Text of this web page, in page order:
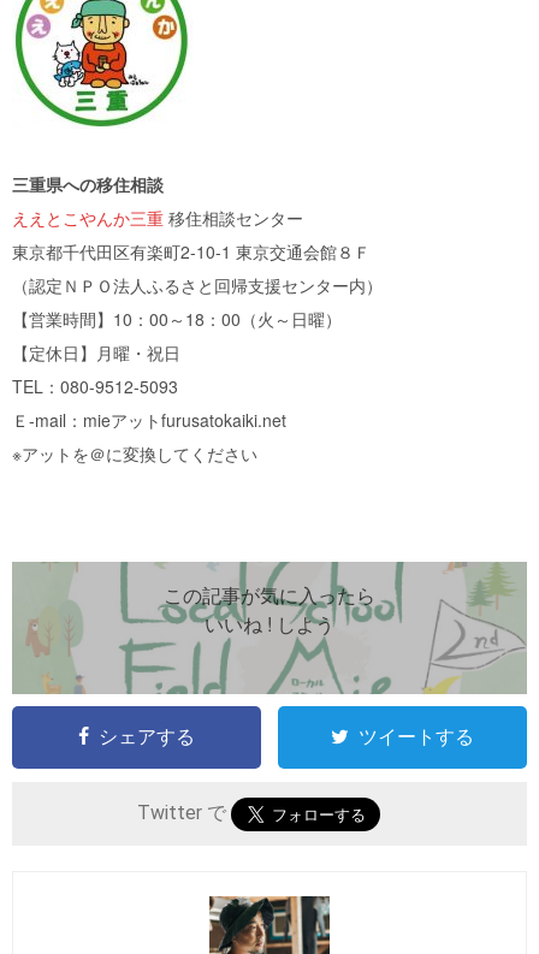
三重県への移住相談
ええとこやんか三重 移住相談センター
東京都千代田区有楽町2-10-1 東京交通会館８Ｆ
（認定ＮＰＯ法人ふるさと回帰支援センター内）
【営業時間】10：00～18：00（火～日曜）
【定休日】月曜・祝日
TEL：080-9512-5093
Ｅ-mail：mieアットfurusatokaiki.net
※アットを＠に変換してください
この記事が気に入ったら
いいね ! しよう
シェアする ツイートする
Twitter で